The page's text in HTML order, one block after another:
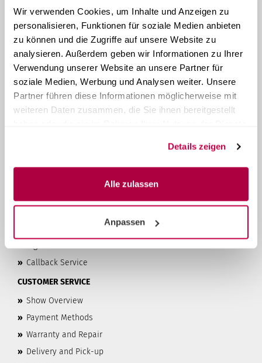
Wir verwenden Cookies, um Inhalte und Anzeigen zu
personalisieren, Funktionen für soziale Medien anbieten
zu können und die Zugriffe auf unsere Website zu
analysieren. Außerdem geben wir Informationen zu Ihrer
Verwendung unserer Website an unsere Partner für
soziale Medien, Werbung und Analysen weiter. Unsere
Partner führen diese Informationen möglicherweise mit
weiteren Daten zusammen, die Sie ihnen bereitgestellt
Details zeigen
Alle zulassen
Anpassen
ABOUT STERI24
Steri24is your provider of system solutions for instrument
reprocessing. As a family-run company from Austria, we
have been manufacturing and selling compact tabletop
autoclavessince 1957 . With over 60 years of experience, we
offer our customers high-quality products and the best
Shipping & Payment Terms
» Callback Service
CUSTOMER SERVICE
» Show Overview
» Payment Methods
» Warranty and Repair
» Delivery and Pick-up